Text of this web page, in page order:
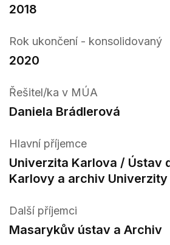
2018
Rok ukončení - konsolidovaný
2020
Řešitel/ka v MÚA
Daniela Brádlerová
Hlavní příjemce
Univerzita Karlova / Ústav
Karlovy a archiv
Další příjemci
Masarykův ústav a Archiv